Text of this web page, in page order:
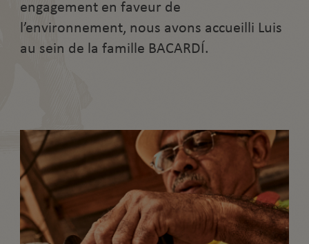
engagement en faveur de
l’environnement, nous avons accueilli Luis
au sein de la famille BACARDÍ.